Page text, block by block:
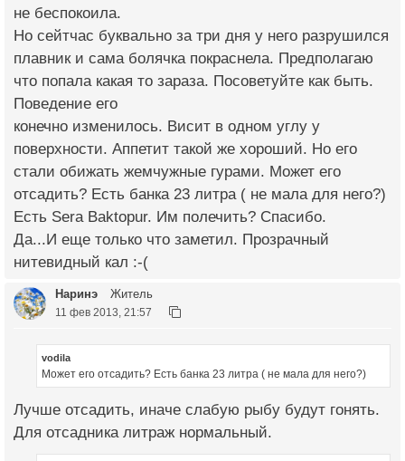
не беспокоила.
Но сейтчас буквально за три дня у него разрушился
плавник и сама болячка покраснела. Предполагаю
что попала какая то зараза. Посоветуйте как быть.
Поведение его
конечно изменилось. Висит в одном углу у
поверхности. Аппетит такой же хороший. Но его
стали обижать жемчужные гурами. Может его
отсадить? Есть банка 23 литра ( не мала для него?)
Есть Sera Baktopur. Им полечить? Спасибо.
Да...И еще только что заметил. Прозрачный
нитевидный кал :-(
Наринэ Житель
11 фев 2013, 21:57
vodila
Может его отсадить? Есть банка 23 литра ( не мала для него?)
Лучше отсадить, иначе слабую рыбу будут гонять.
Для отсадника литраж нормальный.